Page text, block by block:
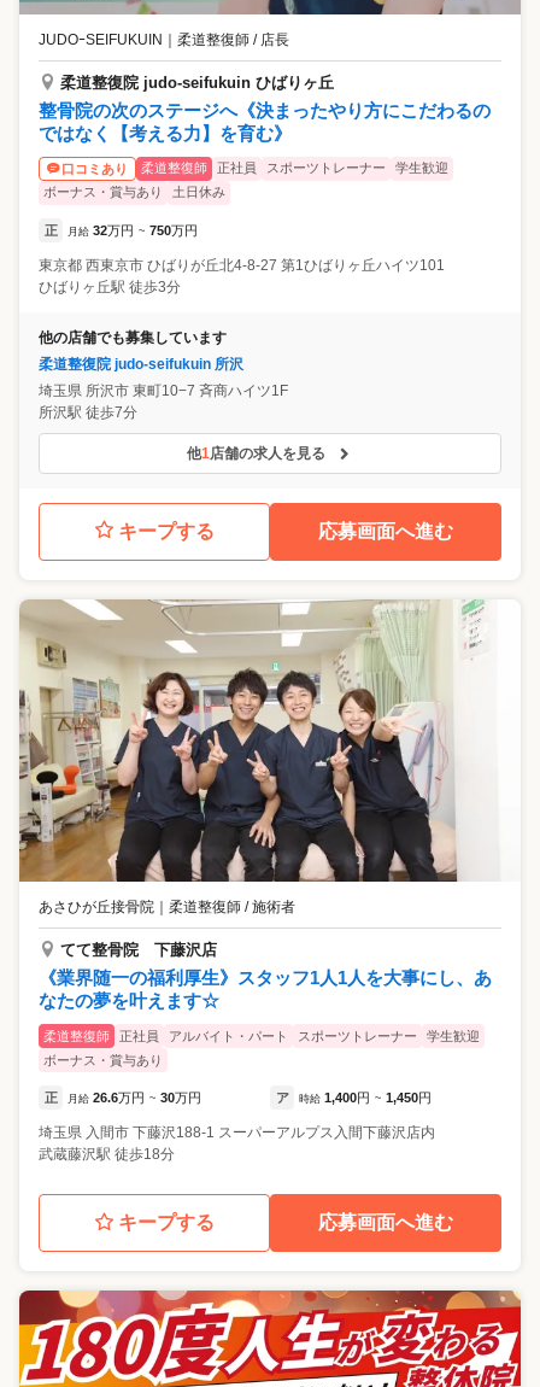
JUDOｰSEIFUKUIN ｜ 柔道整復師 / 店長
柔道整復院 judo-seifukuin ひばりヶ丘
整骨院の次のステージへ《決まったやり方にこだわるの
ではなく【考える力】を育む》
口コミあり 柔道整復師 正社員 スポーツトレーナー
学生歓迎
ボーナス・賞与あり
土日休み
正 月給 32万円 ~ 750万円
東京都 西東京市 ひばりが丘北4-8-27 第1ひばりヶ丘ハイツ101
ひばりヶ丘駅 徒歩3分
他の店舗でも募集しています
柔道整復院 judo-seifukuin 所沢
埼玉県 所沢市 東町10−7 斉商ハイツ1F
所沢駅 徒歩7分
他1店舗の求人を見る
キープする 応募画面へ進む
あさひが丘接骨院 柔道整復師 / 施術者
てて整骨院 下藤沢店
《業界随一の福利厚生》スタッフ1人1人を大事にし、あ
なたの夢を叶えます☆
柔道整復師 正社員 アルバイト・パート スポーツトレーナー
学生歓迎
ボーナス・賞与あり
正 月給 26.6万円 ~ 30万円 ア 時給 1,400円 ~ 1,450円
埼玉県 入間市 下藤沢188-1 スーパーアルプス入間下藤沢店内
武蔵藤沢駅 徒歩18分
キープする 応募画面へ進む